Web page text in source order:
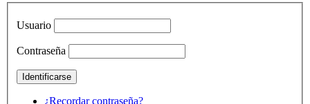
Usuario
Contraseña
¿Recordar contraseña?